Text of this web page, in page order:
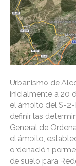
Urbanismo de
inicialmente a 20
el ámbito del S-2-
definir las
General de
el ámbito,
ordenación
de suelo para